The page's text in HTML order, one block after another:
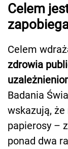
Celem
Celem
zdrowia
Badania
wskazują, że
papierosy –
ponad dwa